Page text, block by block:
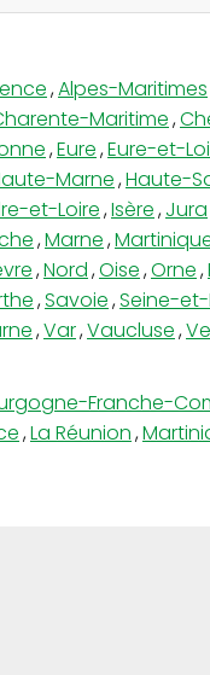
,Alpes-Maritimes
Maritime,
,Eure,Eure-et-
Marne,Haute-
et-Loire,Isère,Jura
,Marne,
,Nord,Oise,Orne,
,Savoie,Seine-
,Var,Vaucluse,
Franche-
,La Réunion,